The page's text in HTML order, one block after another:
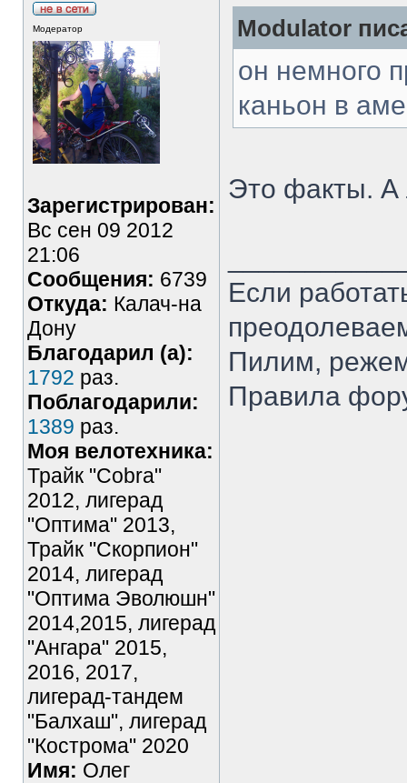
Модератор
Зарегистрирован:
Вс сен 09 2012
21:06
Сообщения: 6739
Откуда: Калач-на
Дону
Благодарил (а):
1792 раз.
Поблагодарили:
1389 раз.
Моя велотехника:
Трайк "Cobra"
2012, лигерад
"Оптима" 2013,
Трайк "Скорпион"
2014, лигерад
"Оптима Эволюшн"
2014,2015, лигерад
"Ангара" 2015,
2016, 2017,
лигерад-тандем
"Балхаш", лигерад
"Кострома" 2020
Имя: Олег
Modulator
он немного
каньон в
Это факты. А
Если
Пилим,
Правила